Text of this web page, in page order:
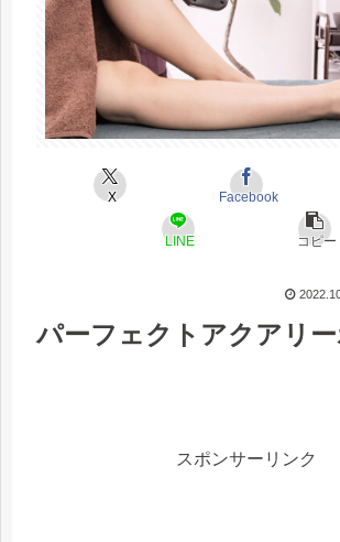
X Facebook
LINE コピー
パーフェクトアクアリ
スポンサーリンク